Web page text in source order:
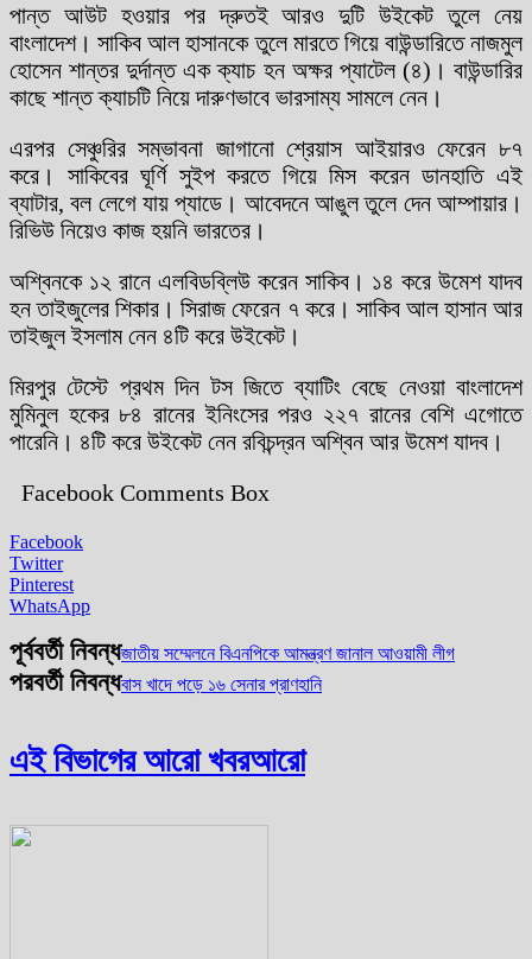
পান্ত আউট হওয়ার পর দ্রুতই আরও দুটি উইকেট তুলে নেয়
বাংলাদেশ। সাকিব আল হাসানকে তুলে মারতে গিয়ে বাউন্ডারিতে নাজমুল
হোসেন শান্তর দুর্দান্ত এক ক্যাচ হন অক্ষর প্যাটেল (৪)। বাউন্ডারির
কাছে শান্ত ক্যাচটি নিয়ে দারুণভাবে ভারসাম্য সামলে নেন।
এরপর সেঞ্চুরির সম্ভাবনা জাগানো শ্রেয়াস আইয়ারও ফেরেন ৮৭
করে। সাকিবের ঘূর্ণি সুইপ করতে গিয়ে মিস করেন ডানহাতি এই
ব্যাটার, বল লেগে যায় প্যাডে। আবেদনে আঙুল তুলে দেন আম্পায়ার।
রিভিউ নিয়েও কাজ হয়নি ভারতের।
অশ্বিনকে ১২ রানে এলবিডব্লিউ করেন সাকিব। ১৪ করে উমেশ যাদব
হন তাইজুলের শিকার। সিরাজ ফেরেন ৭ করে। সাকিব আল হাসান আর
তাইজুল ইসলাম নেন ৪টি করে উইকেট।
মিরপুর টেস্টে প্রথম দিন টস জিতে ব্যাটিং বেছে নেওয়া বাংলাদেশ
মুমিনুল হকের ৮৪ রানের ইনিংসের পরও ২২৭ রানের বেশি এগোতে
পারেনি। ৪টি করে উইকেট নেন রবিচন্দ্রন অশ্বিন আর উমেশ যাদব।
Facebook Comments Box
Facebook
Twitter
Pinterest
WhatsApp
পূর্ববর্তী নিবন্ধজাতীয় সম্মেলনে বিএনপিকে আমন্ত্রণ জানাল আওয়ামী লীগ
পরবর্তী নিবন্ধবাস খাদে পড়ে ১৬ সেনার প্রাণহানি
এই বিভাগের আরো খবরআরো